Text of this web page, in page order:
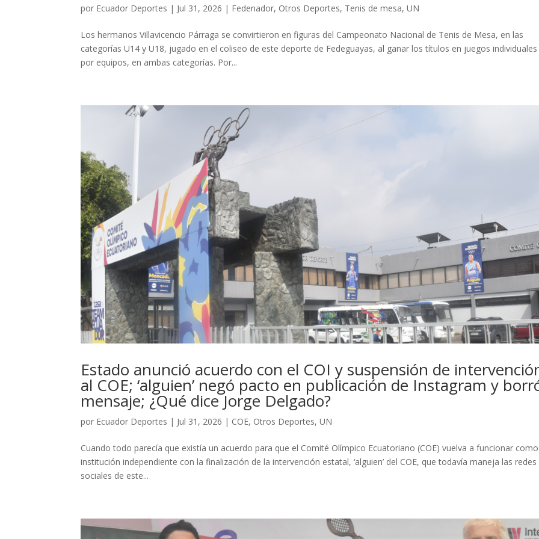
por Ecuador Deportes | Jul 31, 2026 | Fedenador, Otros Deportes, Tenis de mesa,UN
Los hermanos Villavicencio Párraga se convirtieron en figuras del Campeonato Nacional de Tenis de Mesa, en las
categorías U14 y U18, jugado en el coliseo de este deporte de Fedeguayas, al ganar los títulos en juegos
por equipos, en ambas categorías. Por...
Estado anunció acuerdo con el COI y suspensión de
al COE; ‘alguien’ negó pacto en publicación de Instagram y
mensaje; ¿Qué dice Jorge Delgado?
por Ecuador Deportes | Jul 31, 2026 | COE, Otros Deportes,UN
Cuando todo parecía que existía un acuerdo para que el Comité Olímpico Ecuatoriano (COE) vuelva a funcionar como
institución independiente con la finalización de la intervención estatal, ‘alguien’ del COE, que todavía maneja las redes
sociales de este...